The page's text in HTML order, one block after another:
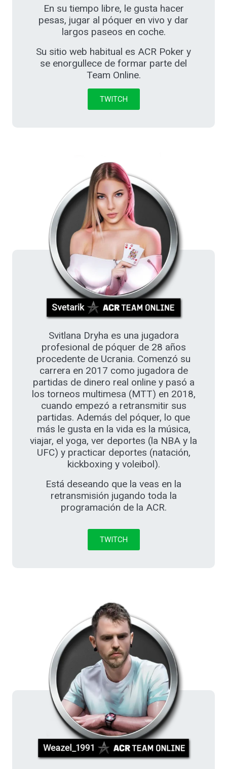
En su tiempo libre, le gusta hacer
pesas, jugar al póquer en vivo y dar
largos paseos en coche.
Su sitio web habitual es ACR Poker y
se enorgullece de formar parte del
Team Online.
TWITCH
Svitlana Dryha es una jugadora
profesional de póquer de 28 años
procedente de Ucrania. Comenzó su
carrera en 2017 como jugadora de
partidas de dinero real online y pasó a
los torneos multimesa (MTT) en 2018,
cuando empezó a retransmitir sus
partidas. Además del póquer, lo que
más le gusta en la vida es la música,
viajar, el yoga, ver deportes (la NBA y la
UFC) y practicar deportes (natación,
kickboxing y voleibol).
Está deseando que la veas en la
retransmisión jugando toda la
programación de la ACR.
TWITCH